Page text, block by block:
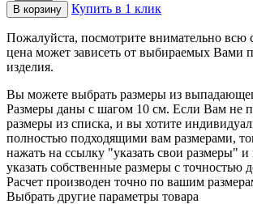
Купить в 1 клик
Пожалуйста, посмотрите внимательно всю
цена может зависеть от выбираемых Вами
изделия.
Вы можете выбрать размеры из
Размеры даны с шагом 10 см. Если Вам не
размеры из списка, и вы хотите
полностью подходящими вам размерами,
нажать на ссылку "указать свои размеры"
указать собственные размеры с точностью
Расчет производен точно по вашим
Выбрать другие параметры товара